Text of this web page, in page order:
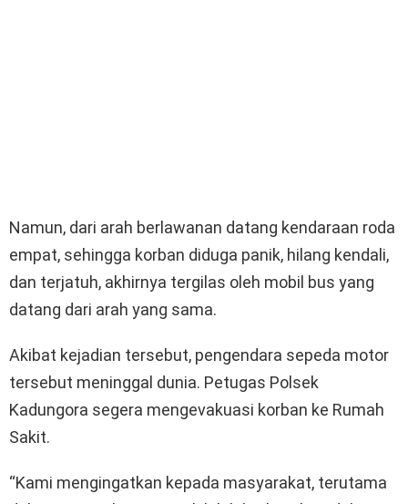
Namun, dari arah berlawanan datang kendaraan roda
empat, sehingga korban diduga panik, hilang kendali,
dan terjatuh, akhirnya tergilas oleh mobil bus yang
datang dari arah yang sama.
Akibat kejadian tersebut, pengendara sepeda motor
tersebut meninggal dunia. Petugas Polsek
Kadungora segera mengevakuasi korban ke Rumah
Sakit.
“Kami mengingatkan kepada masyarakat, terutama